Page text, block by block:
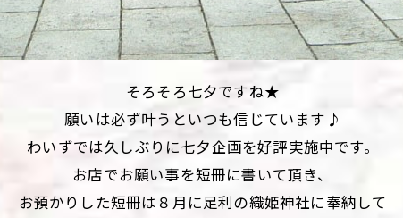
そろそろ七夕ですね★
願いは必ず叶うといつも信じています♪
わいずでは久しぶりに七夕企画を好評実施中です。
お店でお願い事を短冊に書いて頂き、
お預かりした短冊は８月に足利の織姫神社に奉納して